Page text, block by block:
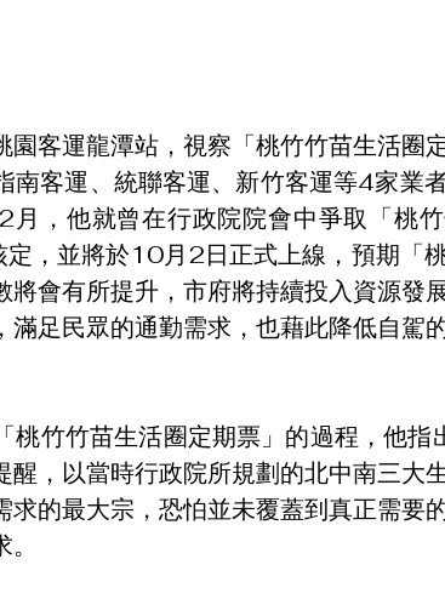
園客運龍潭站，視察「桃竹竹苗生活圈
南客運、統聯客運、新竹客運等4家業
月，他就曾在行政院院會中爭取「桃
，並將於10月2日正式上線，預期「
將會有所提升，市府將持續投入資源發
滿足民眾的通勤需求，也藉此降低自駕
桃竹竹苗生活圈定期票」的過程，他指
醒，以當時行政院所規劃的北中南三大
求的最大宗，恐怕並未覆蓋到真正需要